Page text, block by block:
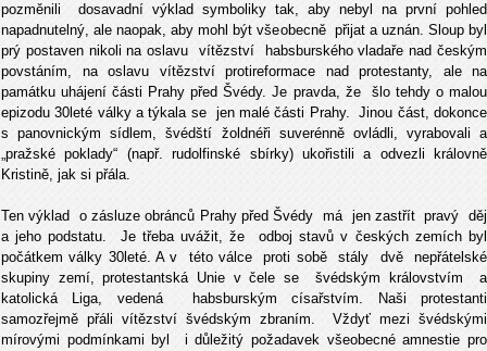
pozměnili dosavadní výklad symboliky tak, aby nebyl na první pohled
napadnutelný, ale naopak, aby mohl být všeobecně přijat a uznán. Sloup byl
prý postaven nikoli na oslavu vítězství habsburského vladaře nad českým
povstáním, na oslavu vítězství protireformace nad protestanty, ale na
památku uhájení části Prahy před Švédy. Je pravda, že šlo tehdy o malou
epizodu 30leté války a týkala se jen malé části Prahy. Jinou část, dokonce
s panovnickým sídlem, švédští žoldnéři suverénně ovládli, vyrabovali a
„pražské poklady“ (např. rudolfinské sbírky) ukořistili a odvezli královně
Kristině, jak si přála.
Ten výklad o zásluze obránců Prahy před Švédy má jen zastřít pravý děj
a jeho podstatu. Je třeba uvážit, že odboj stavů v českých zemích byl
počátkem války 30leté. A v této válce proti sobě stály dvě nepřátelské
skupiny zemí, protestantská Unie v čele se švédským královstvím a
katolická Liga, vedená habsburským císařstvím. Naši protestanti
samozřejmě přáli vítězství švédským zbraním. Vždyť mezi švédskými
mírovými podmínkami byl i důležitý požadavek všeobecné amnestie pro